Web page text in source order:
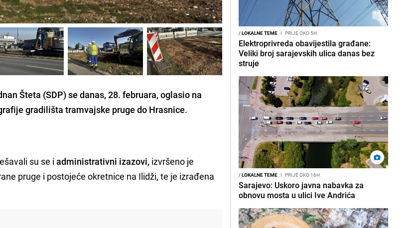
Šteta (SDP) se danas, 28. februara, oglasio na
gradilišta tramvajske pruge do Hrasnice.
su se iadministrativni izazovi, izvršeno je
pruge i postojeće okretnice na Ilidži, te je izrađena
/LOKALNE TEME I PRIJE OKO 5H
Elektroprivreda obavijestila građane:
Veliki broj sarajevskih ulica danas bez
struje
/LOKALNE TEME I PRIJE OKO 16H
Sarajevo: Uskoro javna nabavka za
obnovu mosta u ulici Ive Andrića